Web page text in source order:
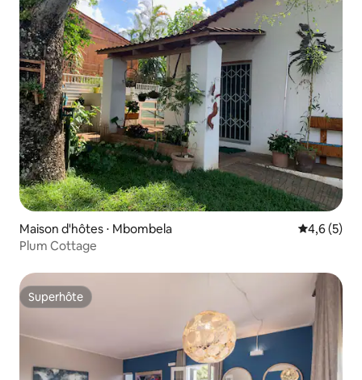
Maison d'hôtes ⋅ Mbombela Évaluation
4,6 (5)
Plum Cottage
Superhôte
Superhôte